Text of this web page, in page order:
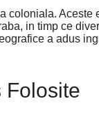
coloniala. Aceste
in timp ce
a adus
Folosite